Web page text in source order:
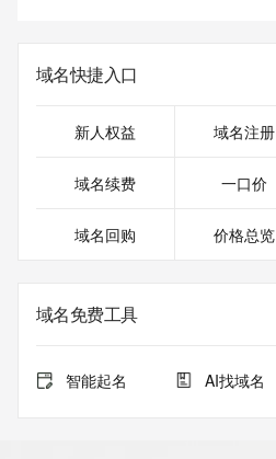
域名快捷入口
新人权益 域名注册
域名续费 一口价
域名回购 价格总览
域名免费工具
智能起名 AI找域名